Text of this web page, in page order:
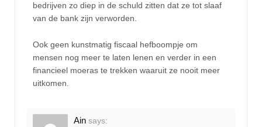
bedrijven zo diep in de schuld zitten dat ze tot slaaf
van de bank zijn verworden.
Ook geen kunstmatig fiscaal hefboompje om
mensen nog meer te laten lenen en verder in een
financieel moeras te trekken waaruit ze nooit meer
uitkomen.
Ain says: